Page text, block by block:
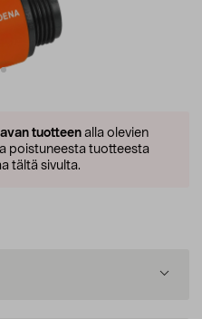
tuotteenalla olevien
poistuneesta tuotteesta
tältä sivulta.